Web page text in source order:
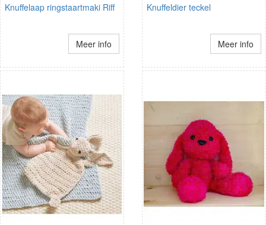
Knuffelaap ringstaartmaki Riff
Meer info
Knuffeldier teckel
Meer info